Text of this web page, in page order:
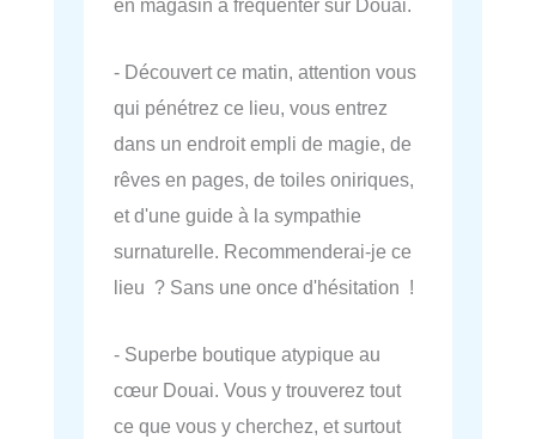
en magasin à fréquenter sur Douai.
- Découvert ce matin, attention vous
qui pénétrez ce lieu, vous entrez
dans un endroit empli de magie, de
rêves en pages, de toiles oniriques,
et d'une guide à la sympathie
surnaturelle. Recommenderai-je ce
lieu ? Sans une once d'hésitation !
- Superbe boutique atypique au
cœur Douai. Vous y trouverez tout
ce que vous y cherchez, et surtout